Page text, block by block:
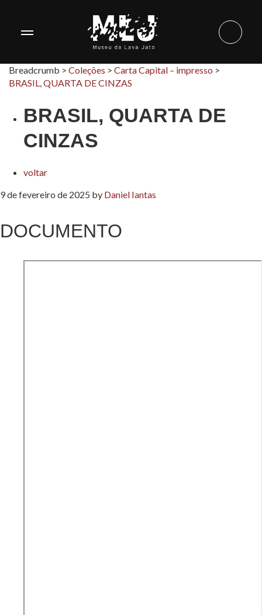
Breadcrumb > Coleções > Carta Capital – impresso >
BRASIL, QUARTA DE CINZAS
BRASIL, QUARTA DE
CINZAS
voltar
9 de fevereiro de 2025 by Daniel Iantas
DOCUMENTO